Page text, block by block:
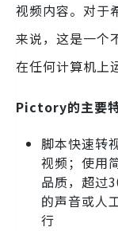
视频内容。对于
来说，这是一个
在任何计算机上
Pictory的主要特
脚本快速转
视频；使用
品质，超过
的声音或人
行